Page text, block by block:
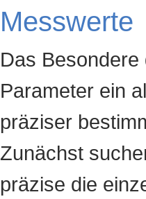
Messwerte
Das
Parameter ein
präziser
Zunächst
präzise die